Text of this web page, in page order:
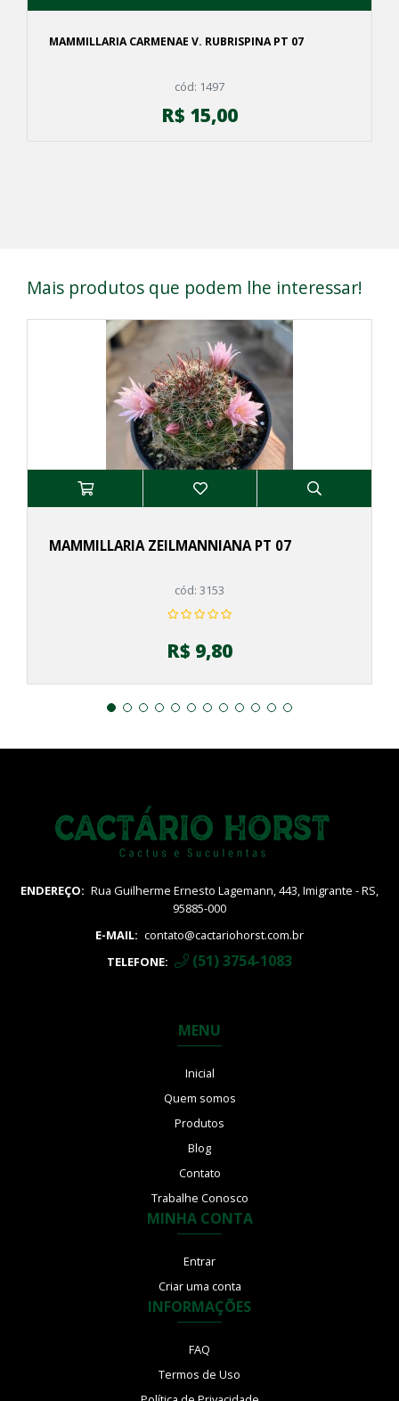
MAMMILLARIA CARMENAE V. RUBRISPINA PT 07
cód: 1497
R$ 15,00
Mais produtos que podem lhe interessar!
MAMMILLARIA ZEILMANNIANA PT 07
cód: 3153
R$ 9,80
ENDEREÇO: Rua Guilherme Ernesto Lagemann, 443, Imigrante - RS,
95885-000
E-MAIL: contato@cactariohorst.com.br
TELEFONE:
(51) 3754-1083
MENU
Inicial
Quem somos
Produtos
Blog
Contato
Trabalhe Conosco
MINHA CONTA
Entrar
Criar uma conta
INFORMAÇÕES
FAQ
Termos de Uso